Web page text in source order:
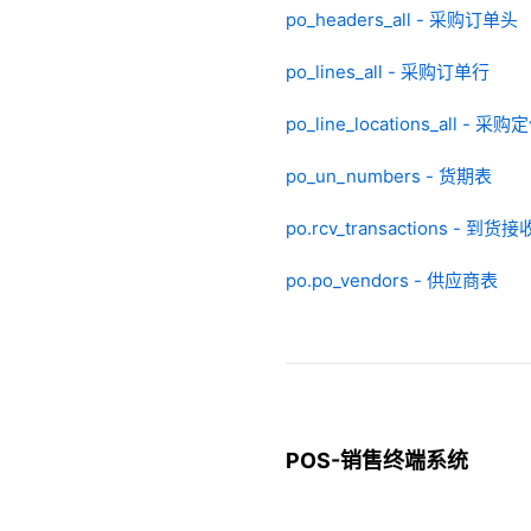
po_headers_all - 采购订单头
po_lines_all - 采购订单行
po_line_locations_all - 采购定
po_un_numbers - 货期表
po.rcv_transactions - 到货接
po.po_vendors - 供应商表
POS-销售终端系统